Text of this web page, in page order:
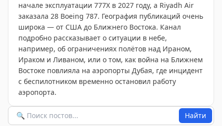
начале эксплуатации 777X в 2027 году, а Riyadh Air
заказала 28 Boeing 787. География публикаций очень
широка — от США до Ближнего Востока. Канал
подробно рассказывает о ситуации в небе,
например, об ограничениях полётов над Ираном,
Ираком и Ливаном, или о том, как война на Ближнем
Востоке повлияла на аэропорты Дубая, где инцидент
с беспилотником временно остановил работу
аэропорта.
Найти